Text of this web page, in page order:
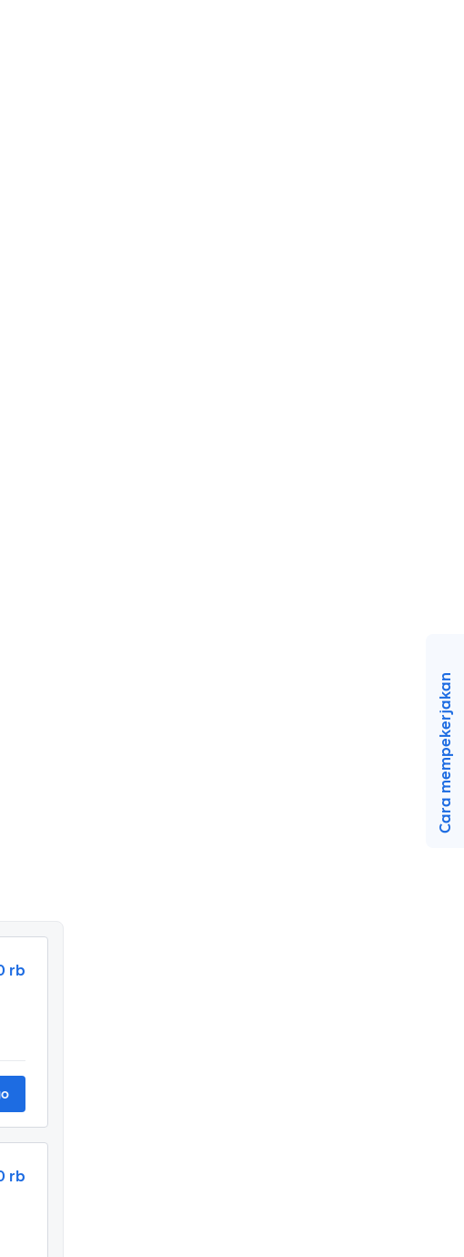
rb
rb
Cara mempekerjakan